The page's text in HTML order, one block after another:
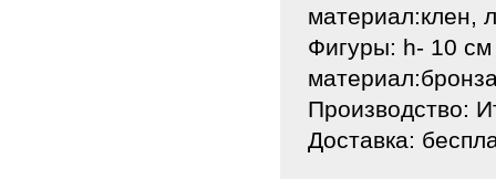
материал:клен,
Фигуры: h- 10 см
Производство:
Доставка: